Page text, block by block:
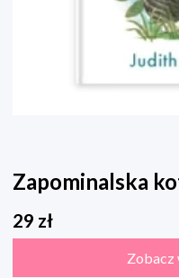
Zapominalska
29 zł
Zobacz